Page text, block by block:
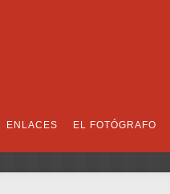
ENLACES EL FOTÓGRAFO